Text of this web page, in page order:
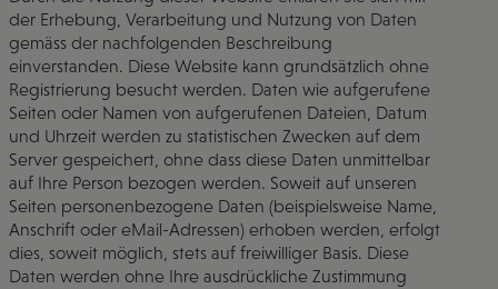
der Erhebung, Verarbeitung und Nutzung von Daten
gemäss der nachfolgenden Beschreibung
einverstanden. Diese Website kann grundsätzlich ohne
Registrierung besucht werden. Daten wie aufgerufene
Seiten oder Namen von aufgerufenen Dateien, Datum
und Uhrzeit werden zu statistischen Zwecken auf dem
Server gespeichert, ohne dass diese Daten unmittelbar
auf Ihre Person bezogen werden. Soweit auf unseren
Seiten personenbezogene Daten (beispielsweise Name,
Anschrift oder eMail-Adressen) erhoben werden, erfolgt
dies, soweit möglich, stets auf freiwilliger Basis. Diese
Daten werden ohne Ihre ausdrückliche Zustimmung